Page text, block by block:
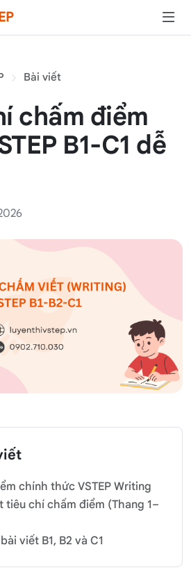
Bài viết
chấm điểm
B1-C1 dễ
chính thức VSTEP Writing
tiêu chí chấm điểm (Thang 1–
viết B1, B2 và C1